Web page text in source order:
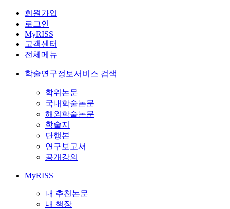
회원가입
로그인
MyRISS
고객센터
전체메뉴
학술연구정보서비스 검색
학위논문
국내학술논문
해외학술논문
학술지
단행본
연구보고서
공개강의
MyRISS
내 추천논문
내 책장